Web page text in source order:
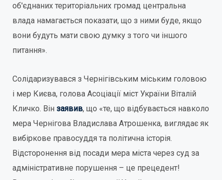
об'єднаних територіальних громад центральна
влада намагається показати, що з ними буде, якщо
вони будуть мати свою думку з того чи іншого
питання».
Солідаризувався з Чернігівським міським головою
і мер Києва, голова Асоціації міст України Віталій
Кличко. Він заявив, що «те, що відбувається навколо
мера Чернігова Владислава Атрошенка, виглядає як
вибіркове правосуддя та політична історія.
Відсторонення від посади мера міста через суд за
адміністративне порушення – це прецедент!